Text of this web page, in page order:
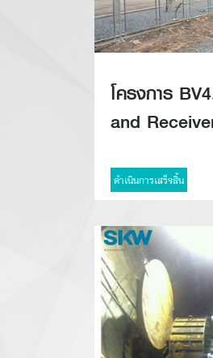
โครงการ
and
ดำเนินการเสร็จสิ้น